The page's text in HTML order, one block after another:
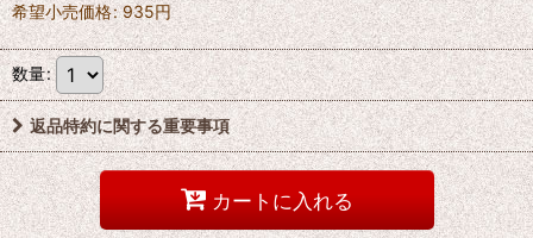
希望小売価格: 935円
数量:
返品特約に関する重要事項
カートに入れる